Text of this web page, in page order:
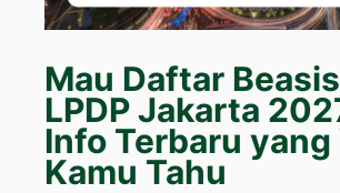
Mau Daftar
LPDP Jakarta
Info Terbaru yang
Kamu Tahu